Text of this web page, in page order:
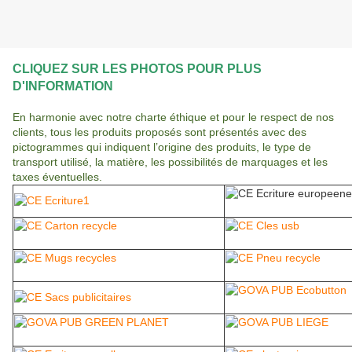
CLIQUEZ SUR LES PHOTOS POUR PLUS
D'INFORMATION
En harmonie avec notre charte éthique et pour le respect de nos
clients, tous les produits proposés sont présentés avec des
pictogrammes qui indiquent l’origine des produits, le type de
transport utilisé, la matière, les possibilités de marquages et les
taxes éventuelles.